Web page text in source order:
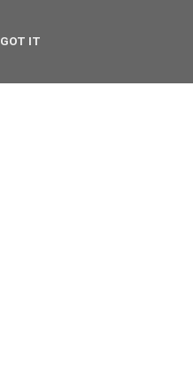
GOT IT